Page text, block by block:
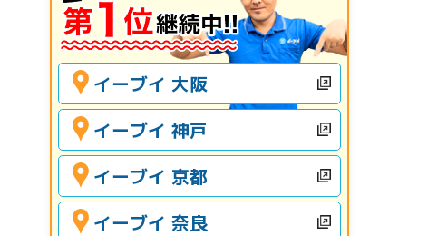
イーブイ 大阪
イーブイ 神戸
イーブイ 京都
イーブイ 奈良